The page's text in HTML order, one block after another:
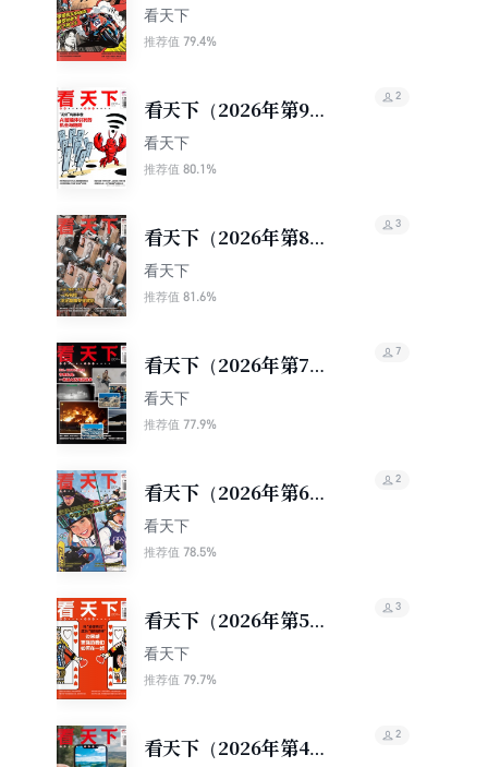
期）
看天下
推荐值 79.4%
看天下（2026年第9
期）
看天下
推荐值 80.1%
2
看天下（2026年第8
期）
看天下
推荐值 81.6%
3
看天下（2026年第7
期）
看天下
推荐值 77.9%
7
看天下（2026年第6
期）
看天下
推荐值 78.5%
2
看天下（2026年第5
期）
看天下
推荐值 79.7%
3
看天下（2026年第4
2